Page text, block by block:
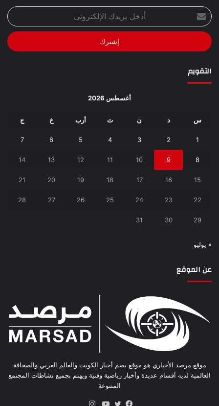
أدخل
بريدك
الإلكتروني
التقويم
أغسطس 2026
س د ن ث أرب خ ج
1
2
3
4
5
6
7
8
9
10
11
12
13
14
15
16
17
18
19
20
21
22
23
24
25
26
27
28
29
30
31
« يوليو
عن الموقع
موقع مرصد الأخباري هو موقع يضم أخبار الكويت والعالم العربي والصحافة
العالمية لديه أقسام عديدة وأخبار رياضية وفنية ويهتم بجميع نشاطات المجتمع
المتنوعة